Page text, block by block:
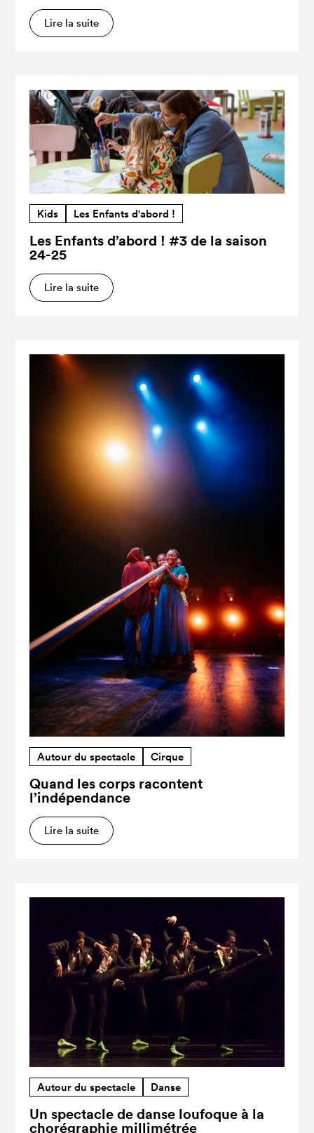
Lire la suite
Kids Les Enfants d'abord !
Les Enfants d’abord ! #3 de la saison
24-25
Lire la suite
Autour du spectacle Cirque
Quand les corps racontent
l’indépendance
Lire la suite
Autour du spectacle Danse
Un spectacle de danse loufoque à la
chorégraphie millimétrée